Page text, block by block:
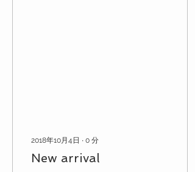
2018年10月4日 ∙ 0 分
New arrival